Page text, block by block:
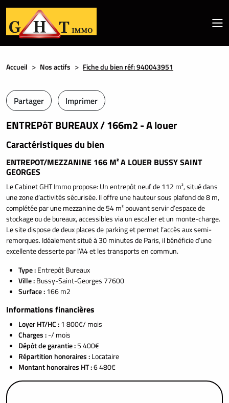
Accueil Nos actifs Fiche du bien réf: 940043951
ENTREPôT BUREAUX / 166m2 - A louer
Caractéristiques du bien
Partager Imprimer
ENTREPOT/MEZZANINE 166 M² A LOUER BUSSY SAINT
GEORGES
Le Cabinet GHT Immo propose: Un entrepôt neuf de 112 m², situé dans
une zone d’activités sécurisée. Il offre une hauteur sous plafond de 8 m,
complétée par une mezzanine de 54 m² pouvant servir d’espace de
stockage ou de bureaux, accessibles via un escalier et un monte-charge.
Le site dispose de deux places de parking et permet l’accès aux semi-
remorques. Idéalement situé à 30 minutes de Paris, il bénéficie d’une
excellente desserte par l’A4 et les transports en commun.
Type :Entrepôt Bureaux
Ville :Bussy-Saint-Georges 77600
Surface :166 m2
Informations financières
Loyer HT/HC :1 800€/ mois
Charges :-/ mois
Dépôt de garantie :5 400€
Répartition honoraires :Locataire
Montant honoraires HT :6 480€